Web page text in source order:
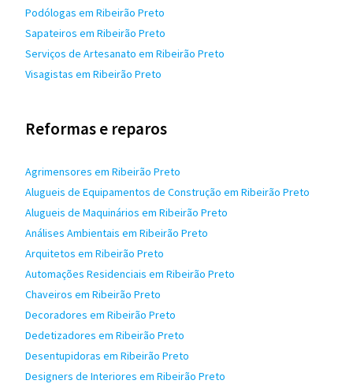
Podólogas em Ribeirão Preto
Sapateiros em Ribeirão Preto
Serviços de Artesanato em Ribeirão Preto
Visagistas em Ribeirão Preto
Reformas e reparos
Agrimensores em Ribeirão Preto
Alugueis de Equipamentos de Construção em Ribeirão Preto
Alugueis de Maquinários em Ribeirão Preto
Análises Ambientais em Ribeirão Preto
Arquitetos em Ribeirão Preto
Automações Residenciais em Ribeirão Preto
Chaveiros em Ribeirão Preto
Decoradores em Ribeirão Preto
Dedetizadores em Ribeirão Preto
Desentupidoras em Ribeirão Preto
Designers de Interiores em Ribeirão Preto